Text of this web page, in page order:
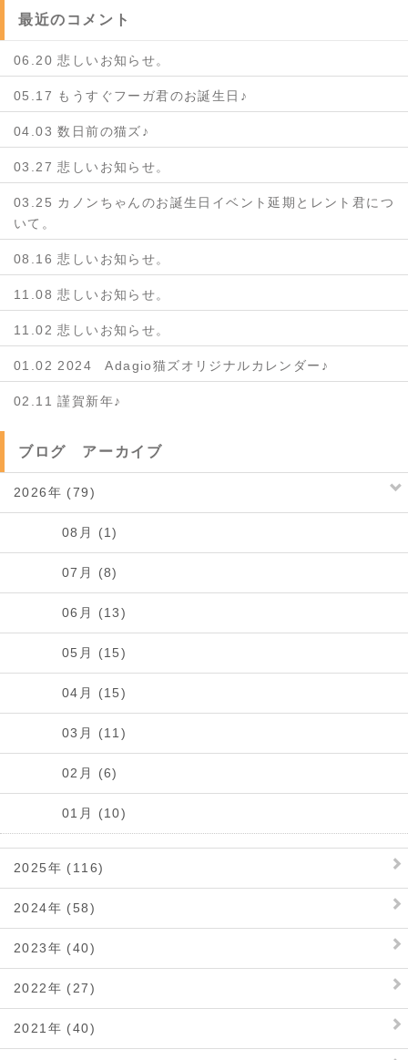
最近のコメント
06.20 悲しいお知らせ。
05.17 もうすぐフーガ君のお誕生日♪
04.03 数日前の猫ズ♪
03.27 悲しいお知らせ。
03.25 カノンちゃんのお誕生日イベント延期とレント君につ
いて。
08.16 悲しいお知らせ。
11.08 悲しいお知らせ。
11.02 悲しいお知らせ。
01.02 2024 Adagio猫ズオリジナルカレンダー♪
02.11 謹賀新年♪
ブログ アーカイブ
2026年 (79)
08月 (1)
07月 (8)
06月 (13)
05月 (15)
04月 (15)
03月 (11)
02月 (6)
01月 (10)
2025年 (116)
2024年 (58)
2023年 (40)
2022年 (27)
2021年 (40)